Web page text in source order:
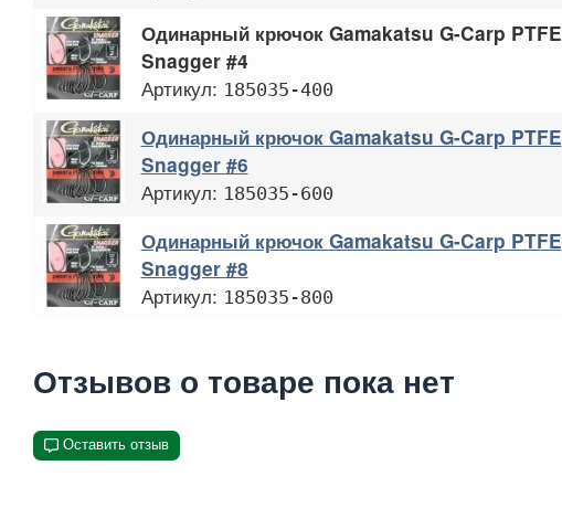
Одинарный крючок Gamakatsu G-Carp PTFE
Snagger #4
Артикул: 185035-400
Одинарный крючок Gamakatsu G-Carp PTFE
Snagger #6
Артикул: 185035-600
Одинарный крючок Gamakatsu G-Carp PTFE
Snagger #8
Артикул: 185035-800
Отзывов о товаре пока нет
Оставить отзыв